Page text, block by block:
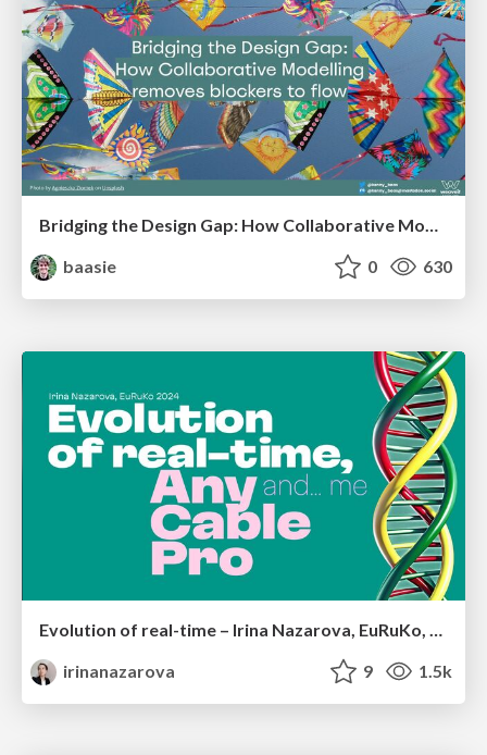
Bridging the Design Gap: How Collaborative Modelling removes blockers to flow between stakeholders and teams @FastFlow conf
baasie
0 630
Evolution of real-time – Irina Nazarova, EuRuKo, 2024
irinanazarova
9 1.5k